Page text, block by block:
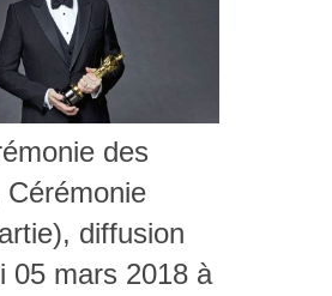
des
Cérémonie
diffusion
05 mars 2018 à